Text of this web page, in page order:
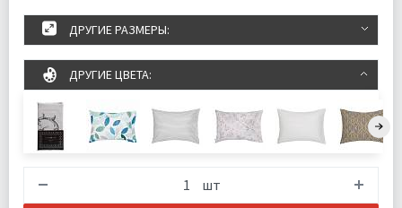
ДРУГИЕ РАЗМЕРЫ:
ДРУГИЕ ЦВЕТА:
шт